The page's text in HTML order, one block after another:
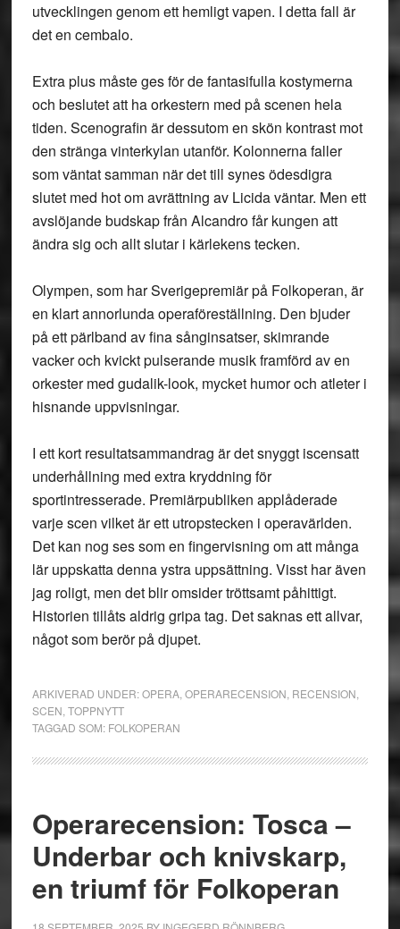
utvecklingen genom ett hemligt vapen. I detta fall är
det en cembalo.
Extra plus måste ges för de fantasifulla kostymerna
och beslutet att ha orkestern med på scenen hela
tiden. Scenografin är dessutom en skön kontrast mot
den stränga vinterkylan utanför. Kolonnerna faller
som väntat samman när det till synes ödesdigra
slutet med hot om avrättning av Licida väntar. Men ett
avslöjande budskap från Alcandro får kungen att
ändra sig och allt slutar i kärlekens tecken.
Olympen, som har Sverigepremiär på Folkoperan, är
en klart annorlunda operaföreställning. Den bjuder
på ett pärlband av fina sånginsatser, skimrande
vacker och kvickt pulserande musik framförd av en
orkester med gudalik-look, mycket humor och atleter i
hisnande uppvisningar.
I ett kort resultatsammandrag är det snyggt iscensatt
underhållning med extra kryddning för
sportintresserade. Premiärpubliken applåderade
varje scen vilket är ett utropstecken i operavärlden.
Det kan nog ses som en fingervisning om att många
lär uppskatta denna ystra uppsättning. Visst har även
jag roligt, men det blir omsider tröttsamt påhittigt.
Historien tillåts aldrig gripa tag. Det saknas ett allvar,
något som berör på djupet.
ARKIVERAD UNDER:OPERA, OPERARECENSION RECENSION
SCEN TOPPNYTT
TAGGAD SOM: FOLKOPERAN
Operarecension: Tosca –
Underbar och knivskarp,
en triumf för Folkoperan